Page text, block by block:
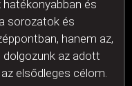
és
sorozatok és
hanem az,
az adott
elsődleges célom.